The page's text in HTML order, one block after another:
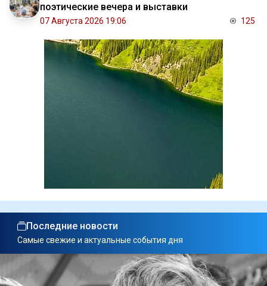
поэтические вечера и выставки
07 Августа 2026 19:06 125
Последние новости
Самые свежие и актуальные события дня